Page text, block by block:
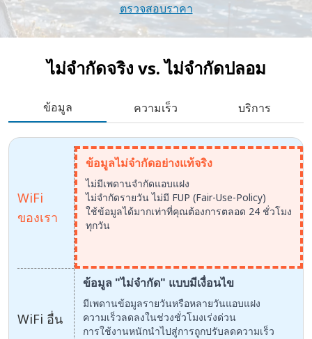
ตรวจสอบราคา
ไม่จำกัดจริง vs.ไม่จำกัดปลอม
ข้อมูล ความเร็ว บริการ
WiFi
ของเรา
WiFi อื่น
ข้อมูลไม่จำกัดอย่างแท้จริง
ไม่มีเพดานจำกัดแอบแฝง
ไม่จำกัดรายวัน ไม่มี FUP (Fair-Use-Policy)
ใช้ข้อมูลได้มากเท่าที่คุณต้องการตลอด 24 ชั่วโมง
ทุกวัน
ข้อมูล "ไม่จำกัด" แบบมีเงื่อนไข
มีเพดานข้อมูลรายวันหรือหลายวันแอบแฝง
ความเร็วลดลงในช่วงชั่วโมงเร่งด่วน
การใช้งานหนักนำไปสู่การถูกปรับลดความเร็ว